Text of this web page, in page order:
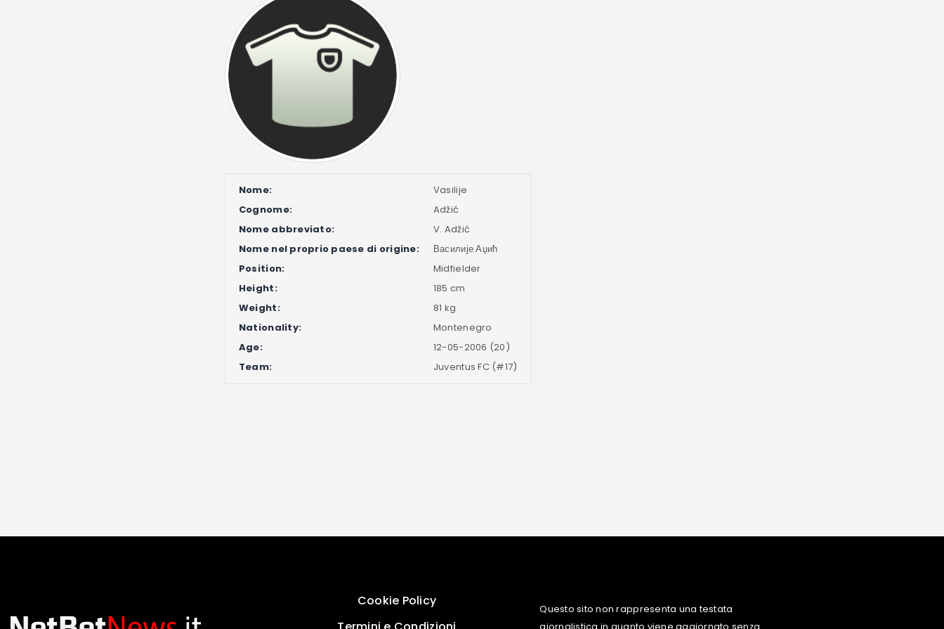
Nome:
Vasilije
Cognome:
Adžić
Nome abbreviato:
V. Adžić
Nome nel proprio paese di origine:
Василије Аџић
Position:
Midfielder
Height:
185 cm
Weight:
81 kg
Nationality:
Montenegro
Age:
12-05-2006 (20)
Team:
Juventus FC (#17)
Cookie Policy
Questo sito non rappresenta una testata